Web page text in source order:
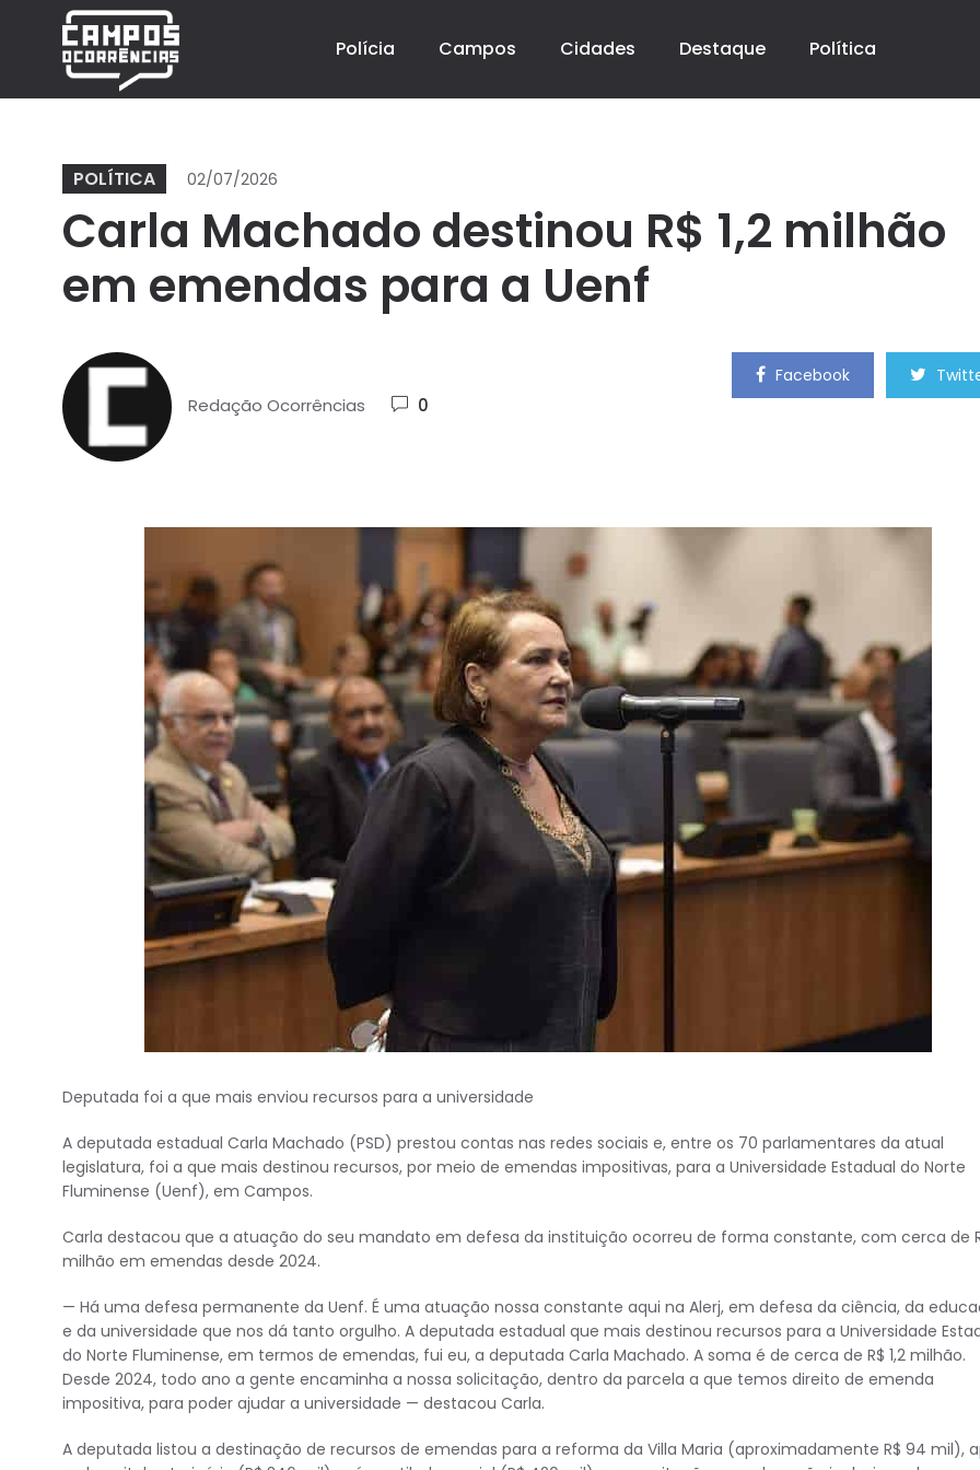
Polícia Campos Cidades Destaque Política
POLÍTICA 02/07/2026
Carla Machado destinou R$ 1,2 milhão
em emendas para a Uenf
Redação Ocorrências 0
Facebook
Deputada foi a que mais enviou recursos para a universidade
A deputada estadual Carla Machado (PSD) prestou contas nas redes sociais e, entre os 70 parlamentares da atual
legislatura, foi a que mais destinou recursos, por meio de emendas impositivas, para a Universidade Estadual do Norte
Fluminense (Uenf), em Campos.
Carla destacou que a atuação do seu mandato em defesa da instituição ocorreu de forma constante, com cerca de
milhão em emendas desde 2024.
— Há uma defesa permanente da Uenf. É uma atuação nossa constante aqui na Alerj, em defesa da ciência, da
e da universidade que nos dá tanto orgulho. A deputada estadual que mais destinou recursos para a Universidade
do Norte Fluminense, em termos de emendas, fui eu, a deputada Carla Machado. A soma é de cerca de R$ 1,2 milhão.
Desde 2024, todo ano a gente encaminha a nossa solicitação, dentro da parcela a que temos direito de emenda
impositiva, para poder ajudar a universidade — destacou Carla.
A deputada listou a destinação de recursos de emendas para a reforma da Villa Maria (aproximadamente R$ 94 mil),